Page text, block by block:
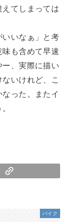
てしまっては
いいなぁ」と考
も含めて早速
、実際に描い
いけれど、こ
った。またイ
バイク